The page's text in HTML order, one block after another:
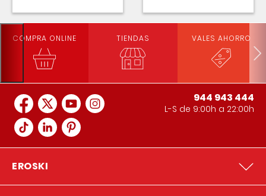
COMPRA ONLINE TIENDAS VALES AHORRO
944 943 444
L-S de 9:00h a 22:00h
EROSKI